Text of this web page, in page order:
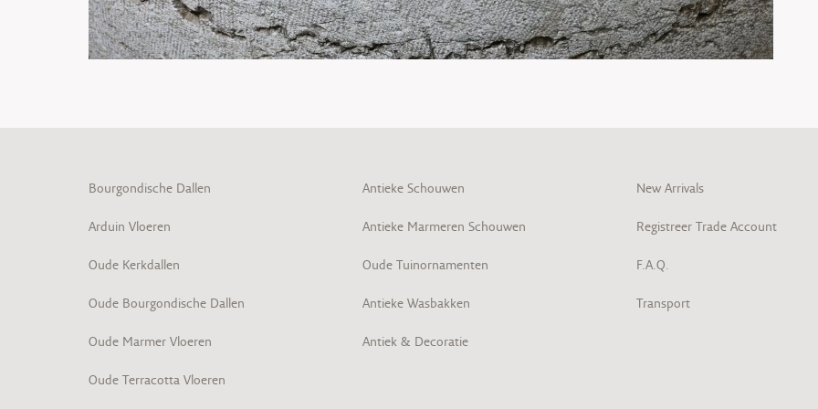
Bourgondische Dallen
Arduin Vloeren
Oude Kerkdallen
Oude Bourgondische Dallen
Oude Marmer Vloeren
Oude Terracotta Vloeren
Antieke Schouwen
Antieke Marmeren Schouwen
Oude Tuinornamenten
Antieke Wasbakken
Antiek & Decoratie
New Arrivals
Registreer Trade Account
F.A.Q.
Transport